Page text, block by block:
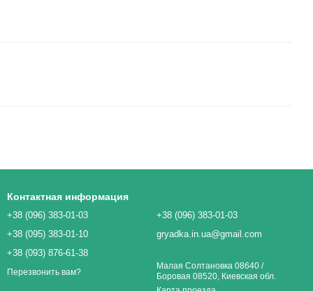
Контактная информация
+38 (096) 383-01-03
+38 (095) 383-01-10
+38 (093) 876-61-38
Перезвонить вам?
+38 (096) 383-01-03
gryadka.in.ua@gmail.com
Малая Солтановка 08640 /
Боровая 08520, Киевская обл.